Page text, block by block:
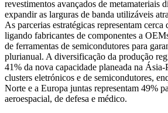
revestimentos avançados de metamateriais
expandir as larguras de banda utilizáveis
As parcerias estratégicas representam
ligando fabricantes de componentes a
de ferramentas de semicondutores para
plurianual. A diversificação da produção
41% da nova capacidade planeada na
clusters eletrónicos e de semicondutores,
Norte e a Europa juntas representam 49%
aeroespacial, de defesa e médico.